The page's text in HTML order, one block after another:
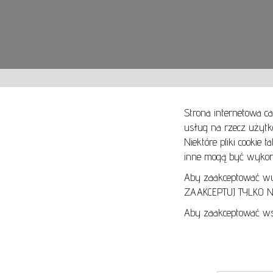
Strona internetowa
usług na rzecz
Niektóre pliki cookie
inne mogą być
Aby zaakceptować
ZAAKCEPTUJ TYLKO
Aby zaakceptować
SPOSOBY PŁATNOŚCI
SPOSOBY DOSTAWY
ZWROTY I REKLAMACJE
REGULAMIN AUKCJI